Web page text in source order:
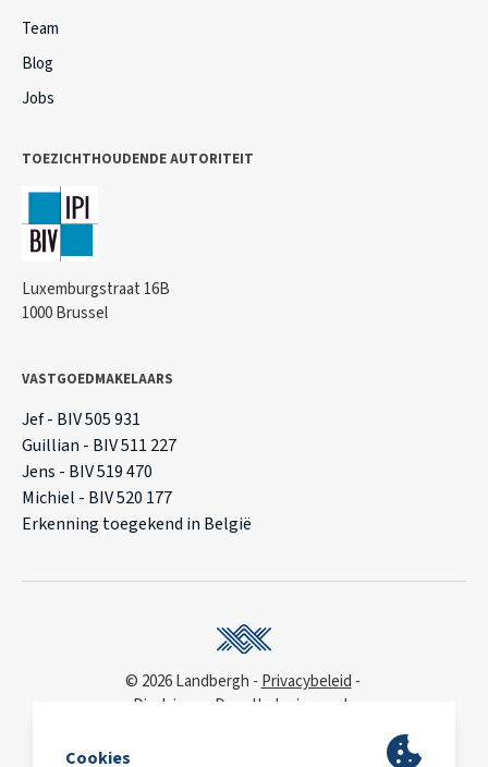
Team
Blog
Jobs
TOEZICHTHOUDENDE AUTORITEIT
Luxemburgstraat 16B
1000 Brussel
VASTGOEDMAKELAARS
Jef - BIV 505 931
Guillian - BIV 511 227
Jens - BIV 519 470
Michiel - BIV 520 177
Erkenning toegekend in België
© 2026 Landbergh Privacybeleid
Disclaimer
Deonthologie van de
toegankelijkheidsverklaring